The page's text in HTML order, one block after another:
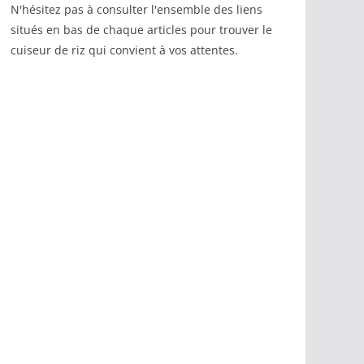
N'hésitez pas à consulter l'ensemble des liens
situés en bas de chaque articles pour trouver le
cuiseur de riz qui convient à vos attentes.